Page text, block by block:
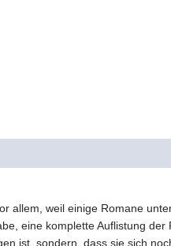
allem, weil einige Romane
eine komplette Auflistung der
ist, sondern, dass sie sich